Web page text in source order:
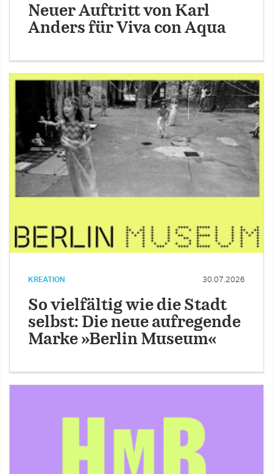
Neuer Auftritt von Karl
Anders für Viva con Aqua
KREATION 30.07.2026
So vielfältig wie die Stadt
selbst: Die neue aufregende
Marke »Berlin Museum«